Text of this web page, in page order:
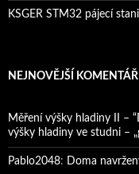
KSGER STM32 pájecí
NEJNOVĚJŠÍ
Měření výšky hladiny II –
výšky hladiny ve studni –
Pablo2048: Doma